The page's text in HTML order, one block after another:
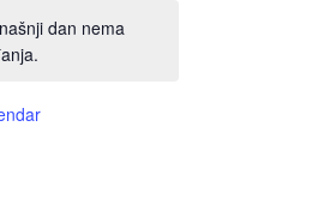
dan nema